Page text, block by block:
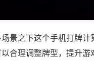
景之下这个手机打牌
合理调整牌型，提升游